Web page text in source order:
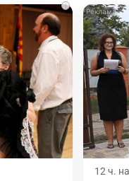
i
12 ч.